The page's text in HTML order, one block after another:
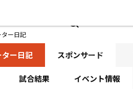
について
トレーニング
アマ・スパー各大会・キッズ
施設紹介
会員様の声
よくあるご質問
ー日記
ー日記 スポンサード
試合結果 イベント情報